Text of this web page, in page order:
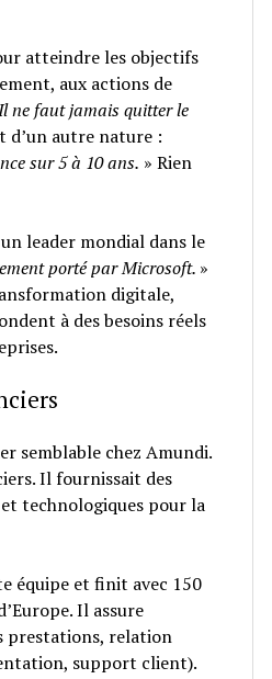
atteindre les objectifs
aux actions de
ne faut jamais quitter le
d’un autre nature :
sur 5 à 10 ans. » Rien
leader mondial dans le
porté par Microsoft. »
digitale,
à des besoins réels
semblable chez Amundi.
Il fournissait des
technologiques pour la
équipe et finit avec 150
Il assure
prestations, relation
support client).